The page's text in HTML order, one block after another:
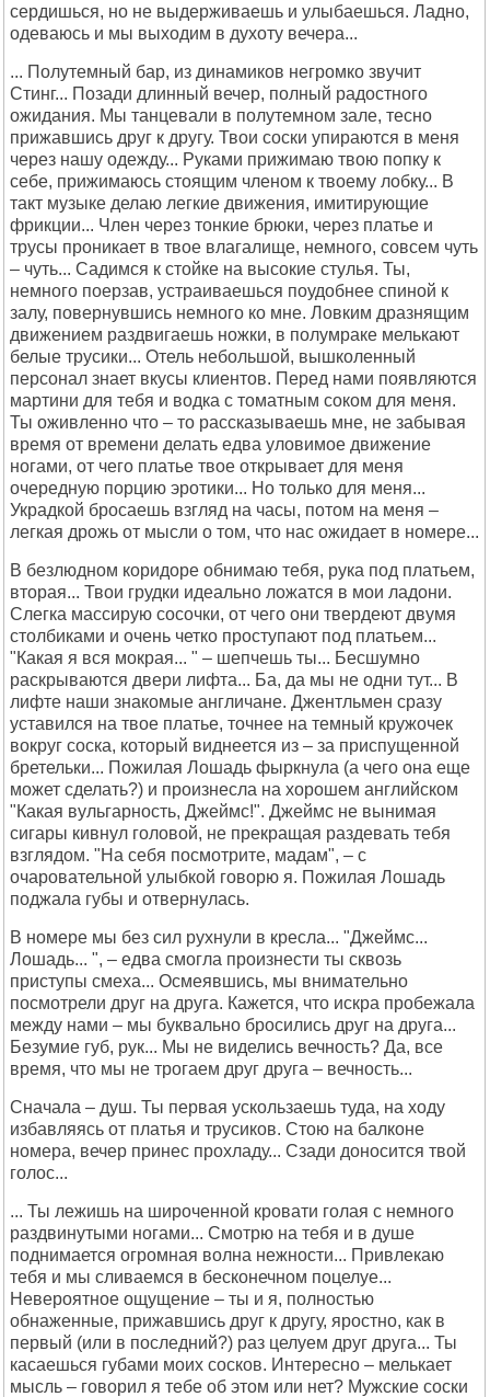
сердишься, но не выдерживаешь и улыбаешься. Ладно,
одеваюсь и мы выходим в духоту вечера...
... Полутемный бар, из динамиков негромко звучит
Стинг... Позади длинный вечер, полный радостного
ожидания. Мы танцевали в полутемном зале, тесно
прижавшись друг к другу. Твои соски упираются в меня
через нашу одежду... Руками прижимаю твою попку к
себе, прижимаюсь стоящим членом к твоему лобку... В
такт музыке делаю легкие движения, имитирующие
фрикции... Член через тонкие брюки, через платье и
трусы проникает в твое влагалище, немного, совсем чуть
– чуть... Садимся к стойке на высокие стулья. Ты,
немного поерзав, устраиваешься поудобнее спиной к
залу, повернувшись немного ко мне. Ловким дразнящим
движением раздвигаешь ножки, в полумраке мелькают
белые трусики... Отель небольшой, вышколенный
персонал знает вкусы клиентов. Перед нами появляются
мартини для тебя и водка с томатным соком для меня.
Ты оживленно что – то рассказываешь мне, не забывая
время от времени делать едва уловимое движение
ногами, от чего платье твое открывает для меня
очередную порцию эротики... Но только для меня...
Украдкой бросаешь взгляд на часы, потом на меня –
легкая дрожь от мысли о том, что нас ожидает в номере...
В безлюдном коридоре обнимаю тебя, рука под платьем,
вторая... Твои грудки идеально ложатся в мои ладони.
Слегка массирую сосочки, от чего они твердеют двумя
столбиками и очень четко проступают под платьем...
"Какая я вся мокрая... " – шепчешь ты... Бесшумно
раскрываются двери лифта... Ба, да мы не одни тут... В
лифте наши знакомые англичане. Джентльмен сразу
уставился на твое платье, точнее на темный кружочек
вокруг соска, который виднеется из – за приспущенной
бретельки... Пожилая Лошадь фыркнула (а чего она еще
может сделать?) и произнесла на хорошем английском
"Какая вульгарность, Джеймс!". Джеймс не вынимая
сигары кивнул головой, не прекращая раздевать тебя
взглядом. "На себя посмотрите, мадам", – с
очаровательной улыбкой говорю я. Пожилая Лошадь
поджала губы и отвернулась.
В номере мы без сил рухнули в кресла... "Джеймс...
Лошадь... ", – едва смогла произнести ты сквозь
приступы смеха... Осмеявшись, мы внимательно
посмотрели друг на друга. Кажется, что искра пробежала
между нами – мы буквально бросились друг на друга...
Безумие губ, рук... Мы не виделись вечность? Да, все
время, что мы не трогаем друг друга – вечность...
Сначала – душ. Ты первая ускользаешь туда, на ходу
избавляясь от платья и трусиков. Стою на балконе
номера, вечер принес прохладу... Сзади доносится твой
голос...
... Ты лежишь на широченной кровати голая с немного
раздвинутыми ногами... Смотрю на тебя и в душе
поднимается огромная волна нежности... Привлекаю
тебя и мы сливаемся в бесконечном поцелуе...
Невероятное ощущение – ты и я, полностью
обнаженные, прижавшись друг к другу, яростно, как в
первый (или в последний?) раз целуем друг друга... Ты
касаешься губами моих сосков. Интересно – мелькает
мысль – говорил я тебе об этом или нет? Мужские соски